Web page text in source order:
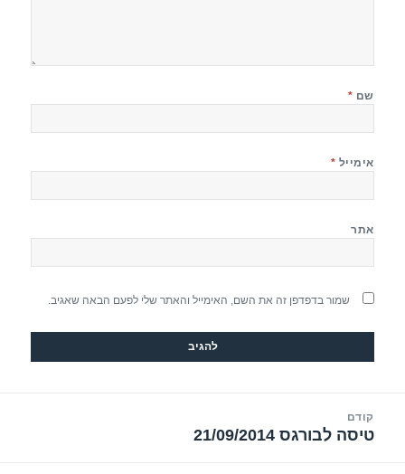
שם *
אימייל *
אתר
שמור בדפדפן זה את השם, האימייל והאתר שלי לפעם הבאה שאגיב.
קודם
הפוסט
טיסה לבורגס 21/09/2014